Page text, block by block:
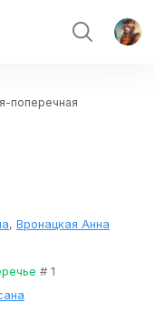
поперечная
, Вронацкая Анна
# 1